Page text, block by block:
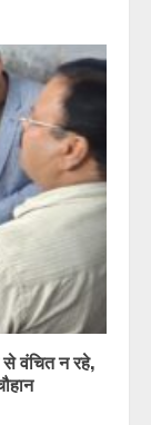
से वंचित न रहे,